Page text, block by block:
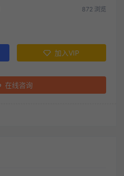
872 浏览
加入VIP
在线咨询